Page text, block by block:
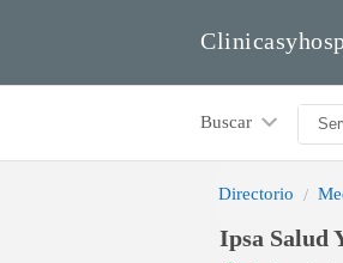
Buscar
Directorio
Ipsa Salud